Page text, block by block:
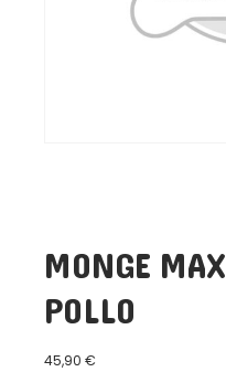
MONGE
POLLO
45,90 €